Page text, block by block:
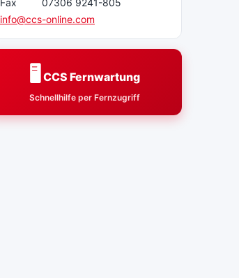
Fax
07306 9241-805
info@ccs-online.com
🖥️ CCS Fernwartung
Schnellhilfe per Fernzugriff